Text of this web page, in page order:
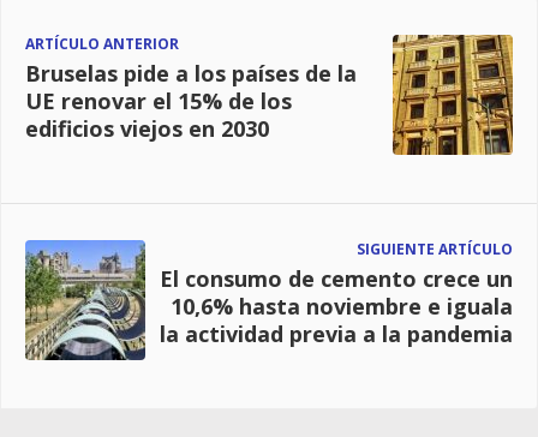
ARTÍCULO ANTERIOR
Bruselas pide a los países de la
UE renovar el 15% de los
edificios viejos en 2030
SIGUIENTE ARTÍCULO
El consumo de cemento crece un
10,6% hasta noviembre e iguala
la actividad previa a la pandemia